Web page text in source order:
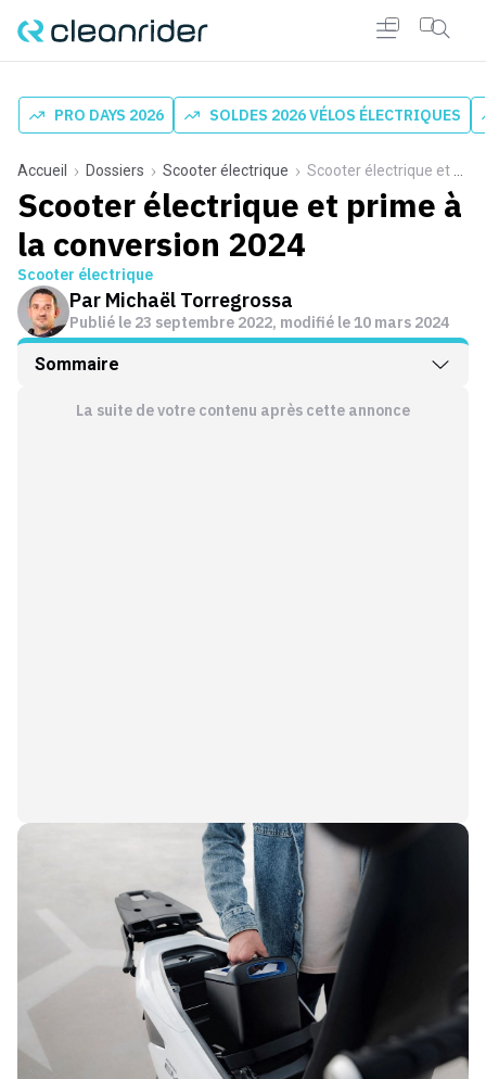
PRO DAYS 2026 SOLDES 2026 VÉLOS ÉLECTRIQUES
Accueil Dossiers Scooter électrique Scooter électrique et prime à la conversion 2024
Scooter électrique et prime à
la conversion 2024
Scooter électrique
Par Michaël Torregrossa
Publié le 23 septembre 2022, modifié le 10 mars 2024
Sommaire
La suite de votre contenu après cette annonce